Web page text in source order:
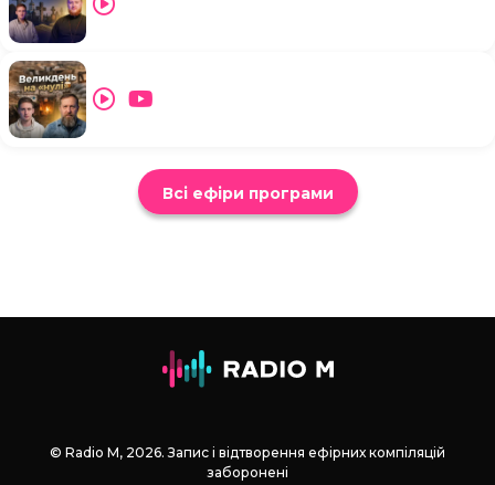
Всі ефіри програми
© Radio М, 2026. Запис і відтворення ефірних компіляцій
заборонені